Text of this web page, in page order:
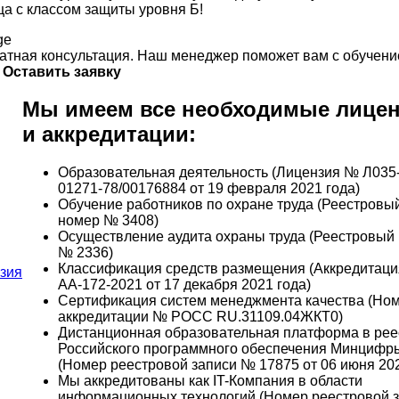
с классом защиты уровня Б!
консультация. Наш менеджер поможет вам с
Оставить заявку
Мы имеем все необходимые
и аккредитации:
Образовательная деятельность (Лицензия №
01271-78/00176884 от 19 февраля 2021 года)
Обучение работников по охране труда
номер № 3408)
Осуществление аудита охраны труда
№ 2336)
Классификация средств размещения
АА-172-2021 от 17 декабря 2021 года)
Сертификация систем менеджмента качества
аккредитации № РОСС RU.31109.04ЖКТ0)
Дистанционная образовательная платформа в
Российского программного обеспечения
(Номер реестровой записи № 17875 от 06 июня
Мы аккредитованы как IT-Компания в области